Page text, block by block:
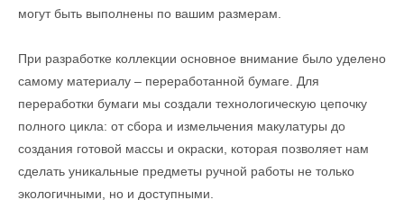
могут быть выполнены по вашим размерам.
При разработке коллекции основное внимание было уделено
самому материалу – переработанной бумаге. Для
переработки бумаги мы создали технологическую цепочку
полного цикла: от сбора и измельчения макулатуры до
создания готовой массы и окраски, которая позволяет нам
сделать уникальные предметы ручной работы не только
экологичными, но и доступными.